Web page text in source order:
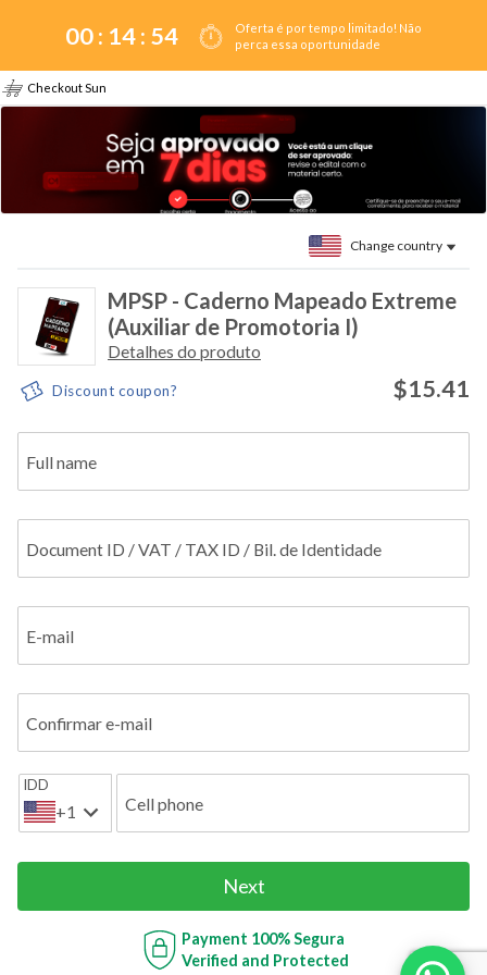
00 : 14: 54
Oferta é por tempo limitado! Não
perca essa oportunidade
Checkout Sun
Change country
MPSP - Caderno Mapeado Extreme
(Auxiliar de Promotoria I)
Detalhes do produto
Discount coupon? $15.41
Full name
Document ID / VAT / TAX ID / Bil. de Identidade
E-mail
Confirmar e-mail
IDD
+1 Cell phone
Next
Payment 100% Segura
Verified and Protected